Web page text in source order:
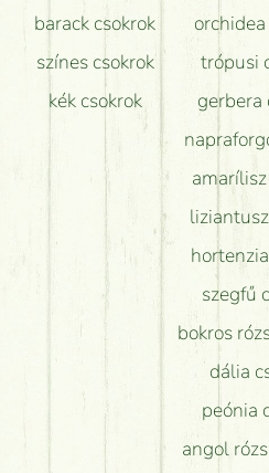
barack csokrok
színes csokrok
kék csokrok
trópusi
gerbera
szegfű
bokros
dália
peónia
angol